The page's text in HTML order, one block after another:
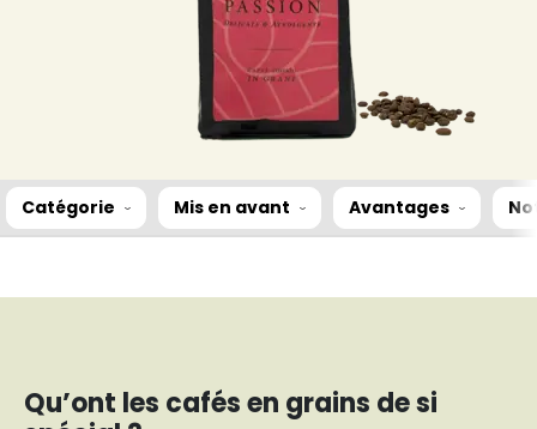
Catégorie Mis en avant Avantages
Qu’ont les cafés en grains de si